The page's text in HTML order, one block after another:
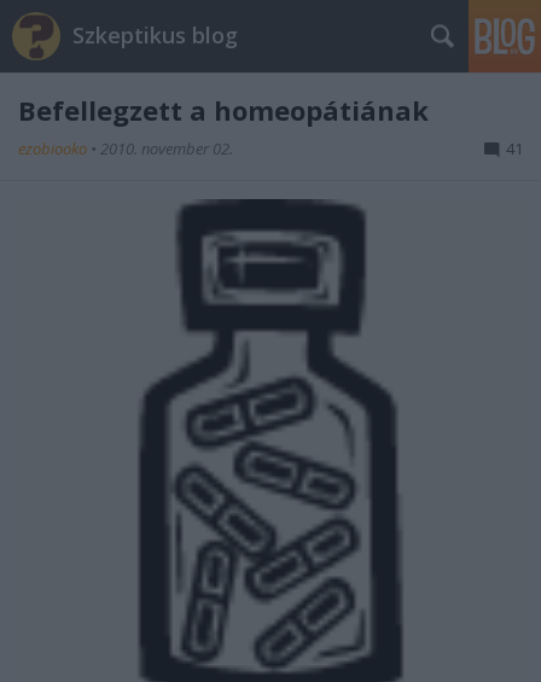
Szkeptikus blog
Befellegzett a homeopátiának
ezobiooko • 2010. november 02. 41